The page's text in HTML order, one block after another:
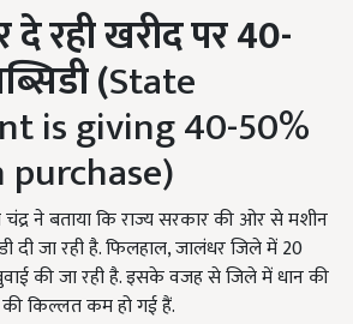
रही खरीद पर 40-
(State
is giving 40-50%
ने बताया कि राज्य सरकार की ओर से मशीन
दी जा रही है. फिलहाल, जालंधर जिले में 20
की जा रही है. इसके वजह से जिले में धान की
किल्लत कम हो गई हैं.